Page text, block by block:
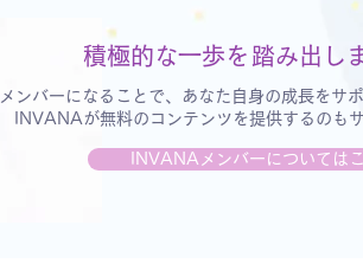
積極的な一歩を
メンバーになることで、あなた自身の成長をサ
INVANAが無料のコンテンツを提供するのも
INVANAメンバーについては
踏み出し